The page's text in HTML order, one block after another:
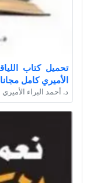
الأميري كامل مجانا
د. أحمد البراء الأميري